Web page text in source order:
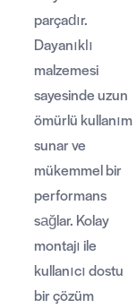
parçadır.
Dayanıklı
malzemesi
sayesinde uzun
ömürlü kullanım
sunar ve
mükemmel bir
performans
sağlar. Kolay
montajı ile
kullanıcı dostu
bir çözüm